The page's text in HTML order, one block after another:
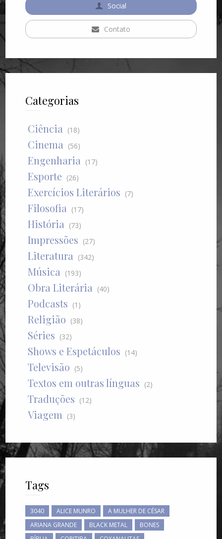
Social
Contato
Categorias
Ciência (18)
Cinema (56)
Engenharia (17)
Esporte (26)
Exercícios Literários (7)
Filosofia (17)
História (73)
Impressões (27)
Literatura (342)
Música (193)
Obra Literária (40)
Podcasts (1)
Religião (38)
Séries (32)
Shows e Espetáculos (14)
Televisão (5)
Textos em outras línguas (2)
Traduções (12)
Viagem (3)
Tags
3040 ALICE MUNRO
A MULHER DE CÉSAR
ARIANA GRANDE
BLACK METAL
BONES